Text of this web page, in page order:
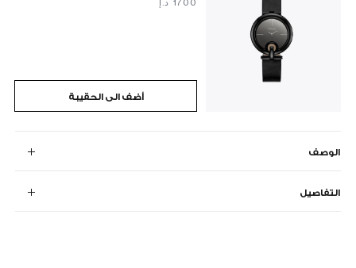
أضف الى الحقيبة
الوصف
التفاصيل